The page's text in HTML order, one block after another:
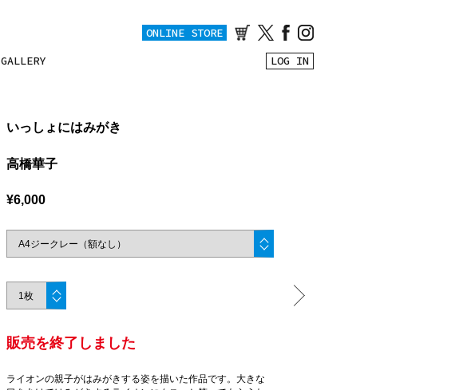
GALLERY
ONLINE STORE
LOG IN
いっしょにはみがき
高橋華子
¥6,000
販売を終了しました
ライオンの親子がはみがきする姿を描いた作品です。大きな